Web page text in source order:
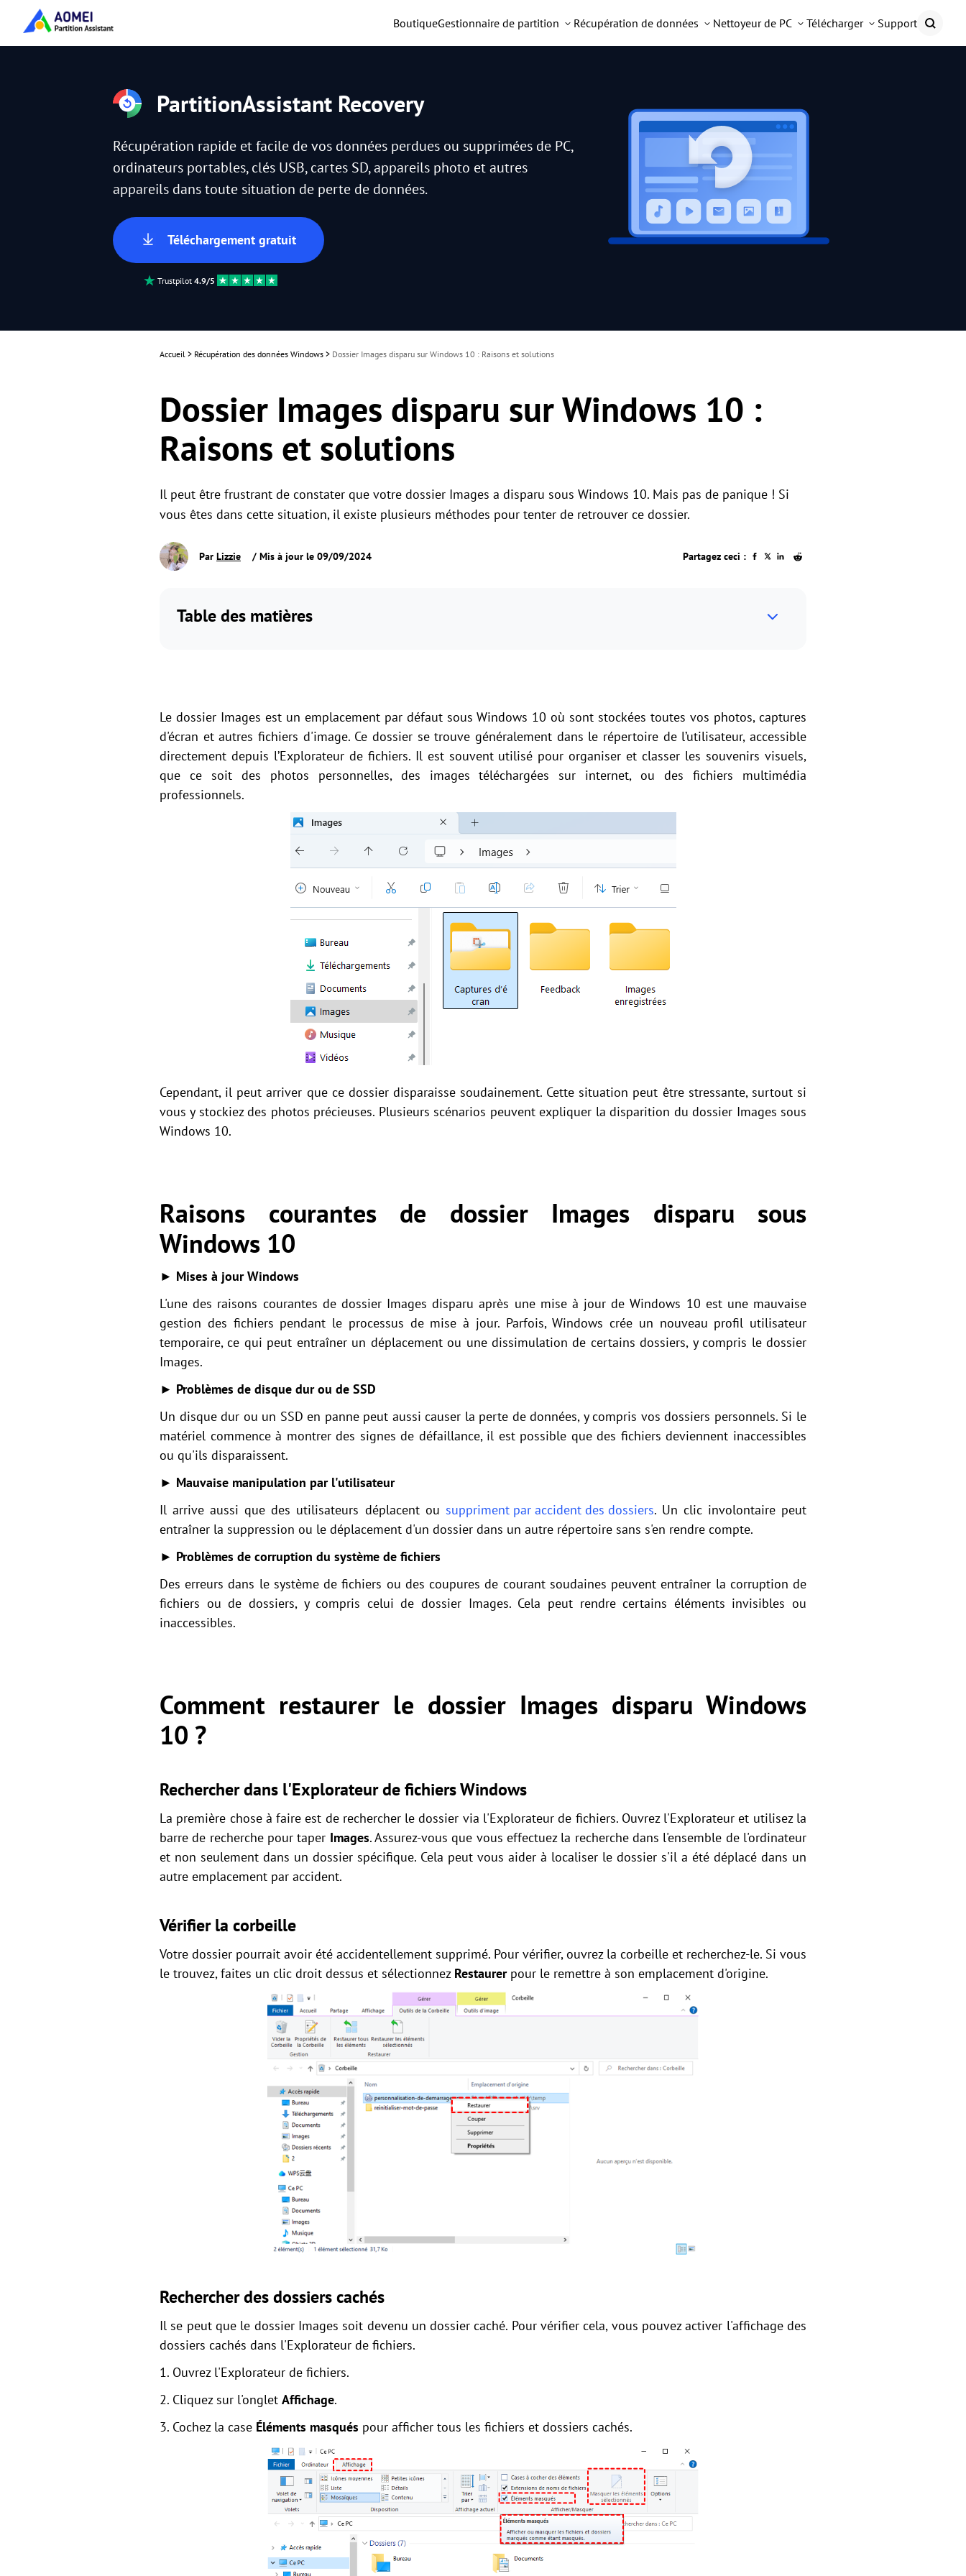
BoutiqueGestionnaire de partition Récupération de données Nettoyeur de PC Télécharger Support
PartitionAssistant Recovery
Récupération rapide et facile de vos données perdues ou supprimées de PC,
ordinateurs portables, clés USB, cartes SD, appareils photo et autres
appareils dans toute situation de perte de données.
Téléchargement gratuit
Trustpilot 4.9/5
Accueil > Récupération des données Windows > Dossier Images disparu sur Windows 10 : Raisons et solutions
Dossier Images disparu sur Windows 10 :
Raisons et solutions
Il peut être frustrant de constater que votre dossier Images a disparu sous Windows 10. Mais pas de panique ! Si
vous êtes dans cette situation, il existe plusieurs méthodes pour tenter de retrouver ce dossier.
Par Lizzie / Mis à jour le 09/09/2024 Partagez ceci :
Table des matières
Le dossier Images est un emplacement par défaut sous Windows 10 où sont stockées toutes vos photos, captures
d'écran et autres fichiers d'image. Ce dossier se trouve généralement dans le répertoire de l’utilisateur, accessible
directement depuis l’Explorateur de fichiers. Il est souvent utilisé pour organiser et classer les souvenirs visuels,
que ce soit des photos personnelles, des images téléchargées sur internet, ou des fichiers multimédia
professionnels.
Cependant, il peut arriver que ce dossier disparaisse soudainement. Cette situation peut être stressante, surtout si
vous y stockiez des photos précieuses. Plusieurs scénarios peuvent expliquer la disparition du dossier Images sous
Windows 10.
Raisons courantes de dossier Images disparu sous
Windows 10
► Mises à jour Windows
L'une des raisons courantes de dossier Images disparu après une mise à jour de Windows 10 est une mauvaise
gestion des fichiers pendant le processus de mise à jour. Parfois, Windows crée un nouveau profil utilisateur
temporaire, ce qui peut entraîner un déplacement ou une dissimulation de certains dossiers, y compris le dossier
Images.
► Problèmes de disque dur ou de SSD
Un disque dur ou un SSD en panne peut aussi causer la perte de données, y compris vos dossiers personnels. Si le
matériel commence à montrer des signes de défaillance, il est possible que des fichiers deviennent inaccessibles
ou qu'ils disparaissent.
► Mauvaise manipulation par l'utilisateur
Il arrive aussi que des utilisateurs déplacent ou suppriment par accident des dossiers. Un clic involontaire peut
entraîner la suppression ou le déplacement d'un dossier dans un autre répertoire sans s'en rendre compte.
► Problèmes de corruption du système de fichiers
Des erreurs dans le système de fichiers ou des coupures de courant soudaines peuvent entraîner la corruption de
fichiers ou de dossiers, y compris celui de dossier Images. Cela peut rendre certains éléments invisibles ou
inaccessibles.
Comment restaurer le dossier Images disparu Windows
10 ?
Rechercher dans l'Explorateur de fichiers Windows
La première chose à faire est de rechercher le dossier via l'Explorateur de fichiers. Ouvrez l'Explorateur et utilisez la
barre de recherche pour taper Images. Assurez-vous que vous effectuez la recherche dans l'ensemble de l'ordinateur
et non seulement dans un dossier spécifique. Cela peut vous aider à localiser le dossier s'il a été déplacé dans un
autre emplacement par accident.
Vérifier la corbeille
Votre dossier pourrait avoir été accidentellement supprimé. Pour vérifier, ouvrez la corbeille et recherchez-le. Si vous
le trouvez, faites un clic droit dessus et sélectionnez Restaurer pour le remettre à son emplacement d'origine.
Rechercher des dossiers cachés
Il se peut que le dossier Images soit devenu un dossier caché. Pour vérifier cela, vous pouvez activer l'affichage des
dossiers cachés dans l'Explorateur de fichiers.
1. Ouvrez l'Explorateur de fichiers.
2. Cliquez sur l'onglet Affichage.
3. Cochez la case Éléments masqués pour afficher tous les fichiers et dossiers cachés.